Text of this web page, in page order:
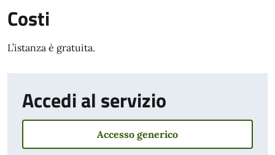
Costi
L’istanza è gratuita.
Accedi al servizio
Accesso generico